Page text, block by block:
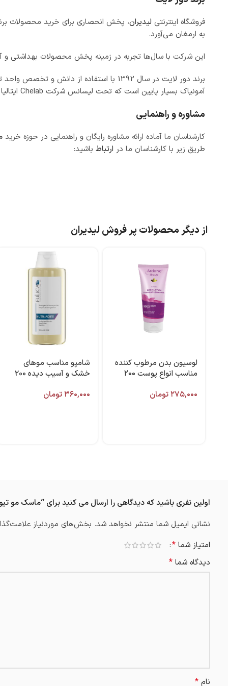
فروشگاه اینترنتی لیدیران، پخش انحصاری برای خرید محصولات
به ارمغان می‌آورد.
این شرکت با سال‌ها تجربه در زمینه پخش محصولات بهداشتی و
برند دور لایت در سال 1392 با استفاده
آمونیاک بسیار پایین است که تحت لیسانس شرکت Chelab ایتالیا تولید می‌شود.
مشاوره و راهنمایی
کارشناسان ما آماده ارائه مشاوره رایگان و راهنمایی در حوزه خرید
طریق زیر با کارشناسان ما در ارتباط باشید:
از دیگر محصولات پر فروش لیدیران
لوسیون بدن مرطوب کننده
مناسب انواع پوست ۲۰۰
۲۷۵,۰۰۰تومان
شامپو مناسب موهای
خشک و آسیب دیده 200
۳۶۰,۰۰۰تومان
اولین نفری باشید که دیدگاهی را ارسال می کنید برای “ماسک مو
نشانی ایمیل شما منتشر نخواهد شد. بخش‌های موردنیاز
امتیاز شما *
دیدگاه شما *
نام *